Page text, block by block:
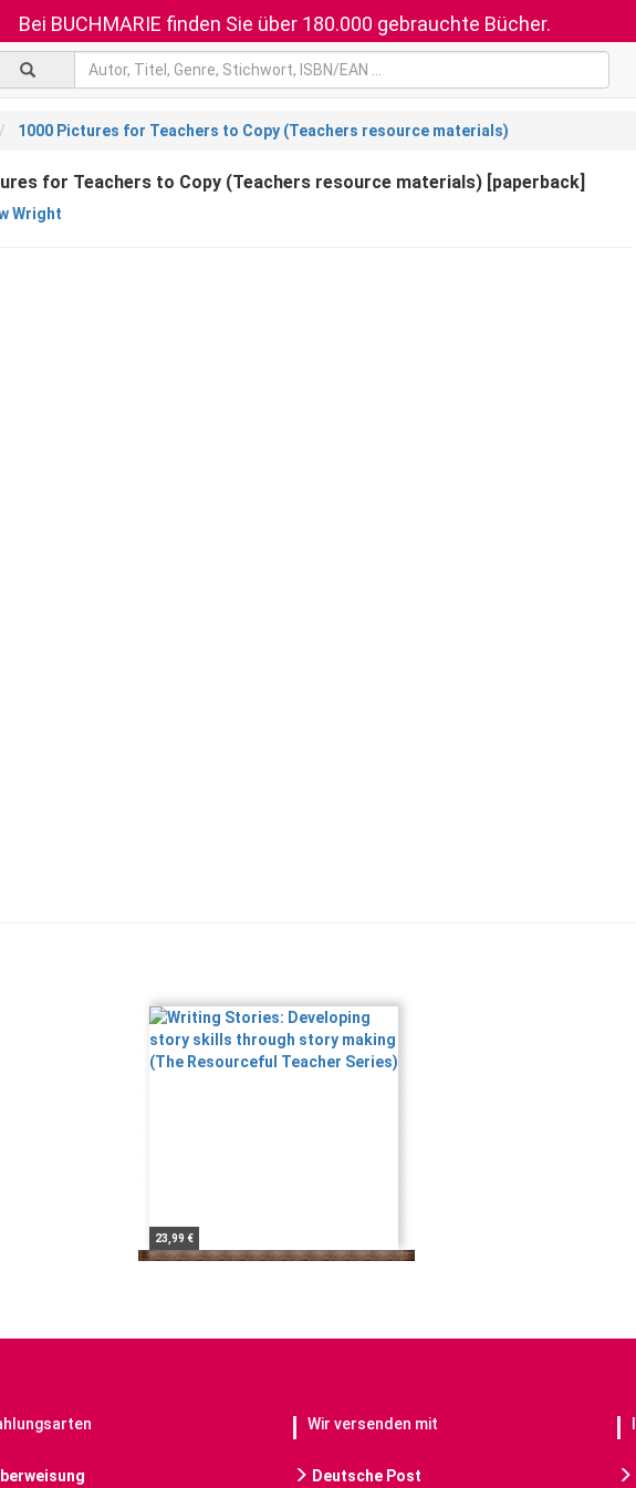
Bei BUCHMARIE finden Sie über 180.000 gebrauchte Bücher.
1000 Pictures for Teachers to Copy (Teachers resource materials)
for Teachers to Copy (Teachers resource materials) [paperback]
Wright
23,99 €
Wir versenden mit
Deutsche Post